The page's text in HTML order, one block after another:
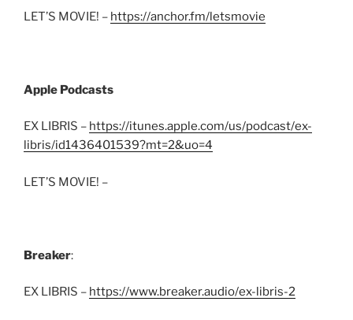
LET’S MOVIE! – https://anchor.fm/letsmovie
Apple Podcasts
EX LIBRIS – https://itunes.apple.com/us/podcast/ex-
libris/id1436401539?mt=2&uo=4
LET’S MOVIE! –
Breaker:
EX LIBRIS – https://www.breaker.audio/ex-libris-2